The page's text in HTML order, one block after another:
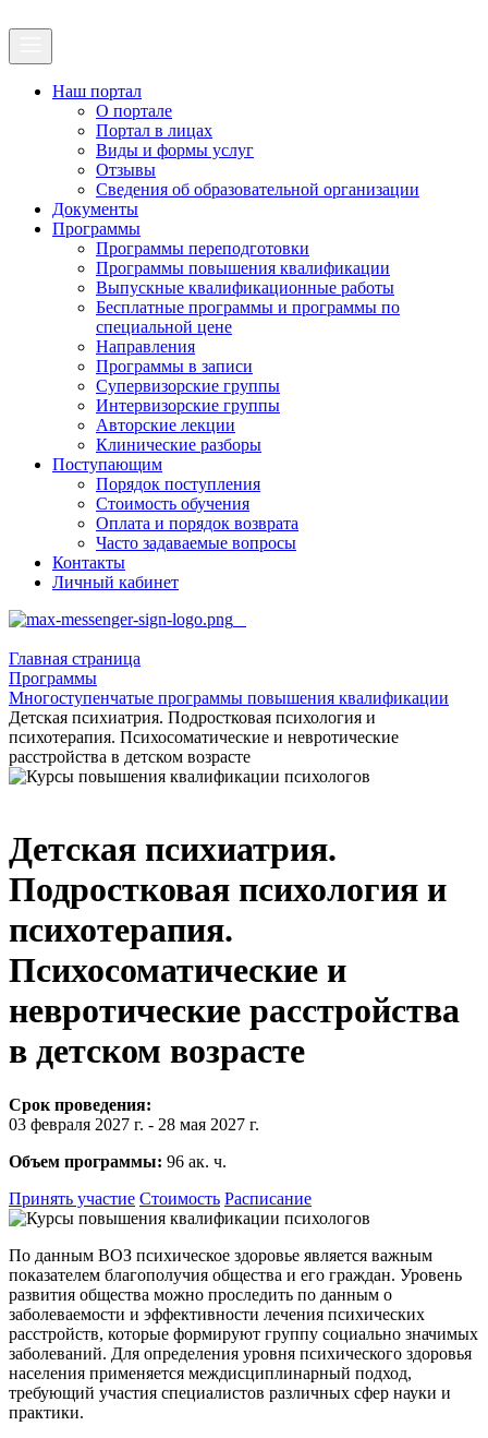
Наш портал
О портале
Портал в лицах
Виды и формы услуг
Отзывы
Сведения об образовательной организации
Документы
Программы
Программы переподготовки
Программы повышения квалификации
Выпускные квалификационные работы
Бесплатные программы и программы по
специальной цене
Направления
Программы в записи
Супервизорские группы
Интервизорские группы
Авторские лекции
Клинические разборы
Поступающим
Порядок поступления
Стоимость обучения
Оплата и порядок возврата
Часто задаваемые вопросы
Контакты
Личный кабинет
Главная страница
Программы
Многоступенчатые программы повышения квалификации
Детская психиатрия. Подростковая психология и
психотерапия. Психосоматические и невротические
расстройства в детском возрасте
Детская психиатрия.
Подростковая психология и
психотерапия.
Психосоматические и
невротические расстройства
в детском возрасте
Срок проведения:
03 февраля 2027 г. - 28 мая 2027 г.
Объем программы: 96 ак. ч.
Принять участие Стоимость Расписание
По данным ВОЗ психическое здоровье является важным
показателем благополучия общества и его граждан. Уровень
развития общества можно проследить по данным о
заболеваемости и эффективности лечения психических
расстройств, которые формируют группу социально значимых
заболеваний. Для определения уровня психического здоровья
населения применяется междисциплинарный подход,
требующий участия специалистов различных сфер науки и
практики.